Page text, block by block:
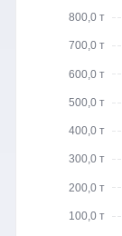
100,0 т
200,0 т
300,0 т
400,0 т
500,0 т
600,0 т
700,0 т
800,0 т